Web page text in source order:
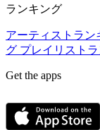
ランキング
アーティストラン
グ プレイリスト
Get the apps